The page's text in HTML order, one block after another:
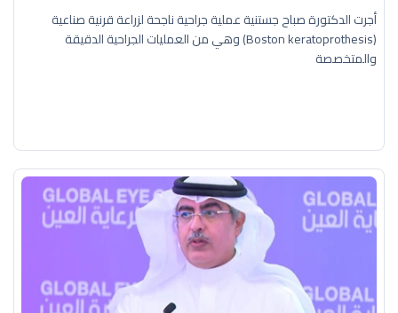
أجرت الدكتورة صباح جستنية عملية جراحية ناجحة لزراعة قرنية صناعية
(Boston keratoprothesis) وهي من العمليات الجراحية الدقيقة
والمتخصصة